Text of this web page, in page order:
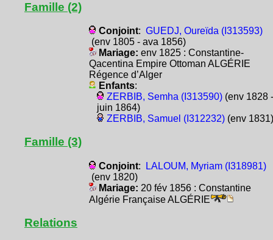
Famille (2)
Conjoint: GUEDJ, Oureïda (I313593)
(env 1805 - ava 1856)
Mariage: env 1825 : Constantine-
Qacentina Empire Ottoman ALGÉRIE
Régence d’Alger
Enfants:
ZERBIB, Semha (I313590)(env 1828
juin 1864)
ZERBIB, Samuel (I312232)(env 1831)
Famille (3)
Conjoint:
LALOUM, Myriam (I318981)
(env 1820)
Mariage: 20 fév 1856 : Constantine
Algérie Française ALGÉRIE
Relations